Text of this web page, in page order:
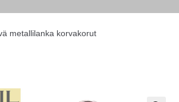
metallilanka korvakorut